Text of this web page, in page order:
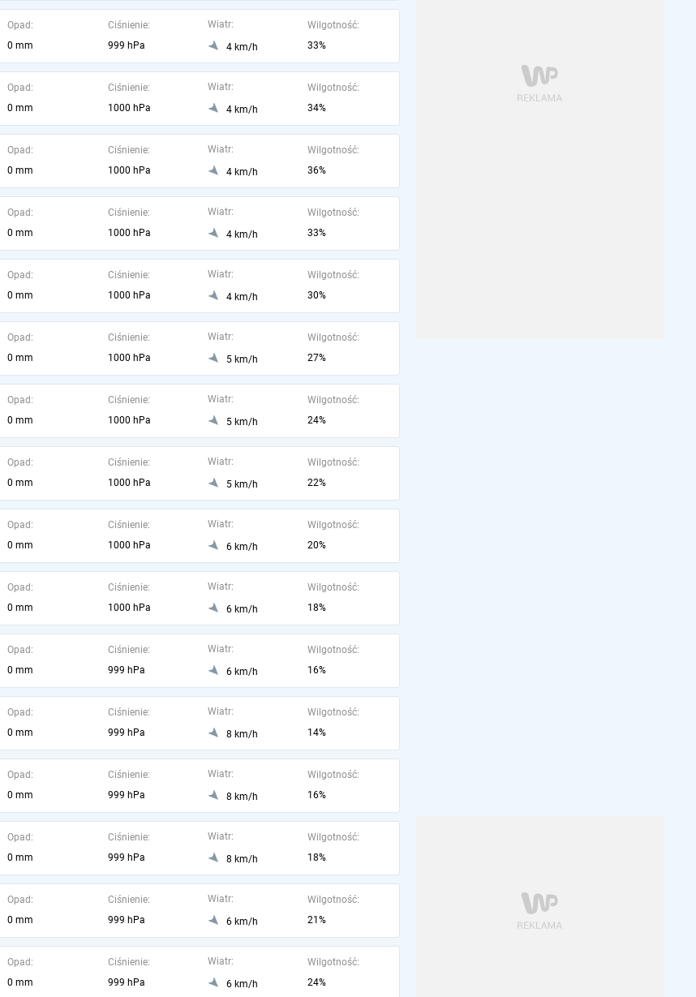
Opad:
0 mm
Ciśnienie:
999 hPa
Wiatr:
4 km/h
Wilgotność:
33%
Opad:
0 mm
Ciśnienie:
1000 hPa
Wiatr:
4 km/h
Wilgotność:
34%
Opad:
0 mm
Ciśnienie:
1000 hPa
Wiatr:
4 km/h
Wilgotność:
36%
Opad:
0 mm
Ciśnienie:
1000 hPa
Wiatr:
4 km/h
Wilgotność:
33%
Opad:
0 mm
Ciśnienie:
1000 hPa
Wiatr:
4 km/h
Wilgotność:
30%
Opad:
0 mm
Ciśnienie:
1000 hPa
Wiatr:
5 km/h
Wilgotność:
27%
Opad:
0 mm
Ciśnienie:
1000 hPa
Wiatr:
5 km/h
Wilgotność:
24%
Opad:
0 mm
Ciśnienie:
1000 hPa
Wiatr:
5 km/h
Wilgotność:
22%
Opad:
0 mm
Ciśnienie:
1000 hPa
Wiatr:
6 km/h
Wilgotność:
20%
Opad:
0 mm
Ciśnienie:
1000 hPa
Wiatr:
6 km/h
Wilgotność:
18%
Opad:
0 mm
Ciśnienie:
999 hPa
Wiatr:
6 km/h
Wilgotność:
16%
Opad:
0 mm
Ciśnienie:
999 hPa
Wiatr:
8 km/h
Wilgotność:
14%
Opad:
0 mm
Ciśnienie:
999 hPa
Wiatr:
8 km/h
Wilgotność:
16%
Opad:
0 mm
Ciśnienie:
999 hPa
Wiatr:
8 km/h
Wilgotność:
18%
Opad:
0 mm
Ciśnienie:
999 hPa
Wiatr:
6 km/h
Wilgotność:
21%
Opad:
0 mm
Ciśnienie:
999 hPa
Wiatr:
6 km/h
Wilgotność:
24%